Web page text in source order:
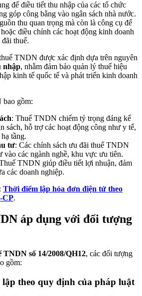
để điều tiết thu nhập của các tổ chức
góp công bằng vào ngân sách nhà nước.
thu quan trọng mà còn là công cụ để
điều chỉnh các hoạt động kinh doanh
thuế.
TNDN được xác định dựa trên nguyên
nhập, nhằm đảm bảo quản lý thuế hiệu
kinh tế quốc tế và phát triển kinh doanh
gồm:
: Thuế TNDN chiếm tỷ trọng đáng kể
sách, hỗ trợ các hoạt động công như y tế,
tầng.
tư: Các chính sách ưu đãi thuế TNDN
vào các ngành nghề, khu vực ưu tiên.
TNDN giúp điều tiết lợi nhuận, đảm
các doanh nghiệp.
Thời điểm lập hóa đơn điện tử theo
CP.
áp dụng với đối tượng
số 14/2008/QH12, các đối tượng
gồm:
theo quy định của pháp luật